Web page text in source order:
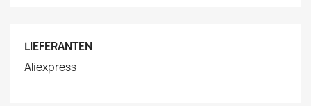
LIEFERANTEN
Aliexpress